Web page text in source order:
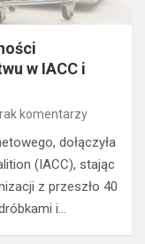
w IACC i
komentarzy
dołączyła
(IACC), stając
z przeszło 40
i…